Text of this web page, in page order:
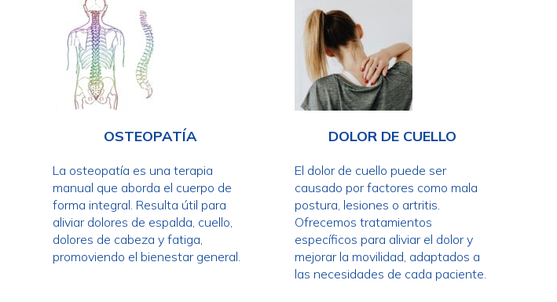
OSTEOPATÍA
La osteopatía es una terapia
manual que aborda el cuerpo de
forma integral. Resulta útil para
aliviar dolores de espalda, cuello,
dolores de cabeza y fatiga,
promoviendo el bienestar general.
DOLOR DE CUELLO
El dolor de cuello puede ser
causado por factores como mala
postura, lesiones o artritis.
Ofrecemos tratamientos
específicos para aliviar el dolor y
mejorar la movilidad, adaptados a
las necesidades de cada paciente.